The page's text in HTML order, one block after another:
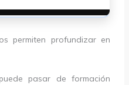
permiten profundizar en
pasar de formación